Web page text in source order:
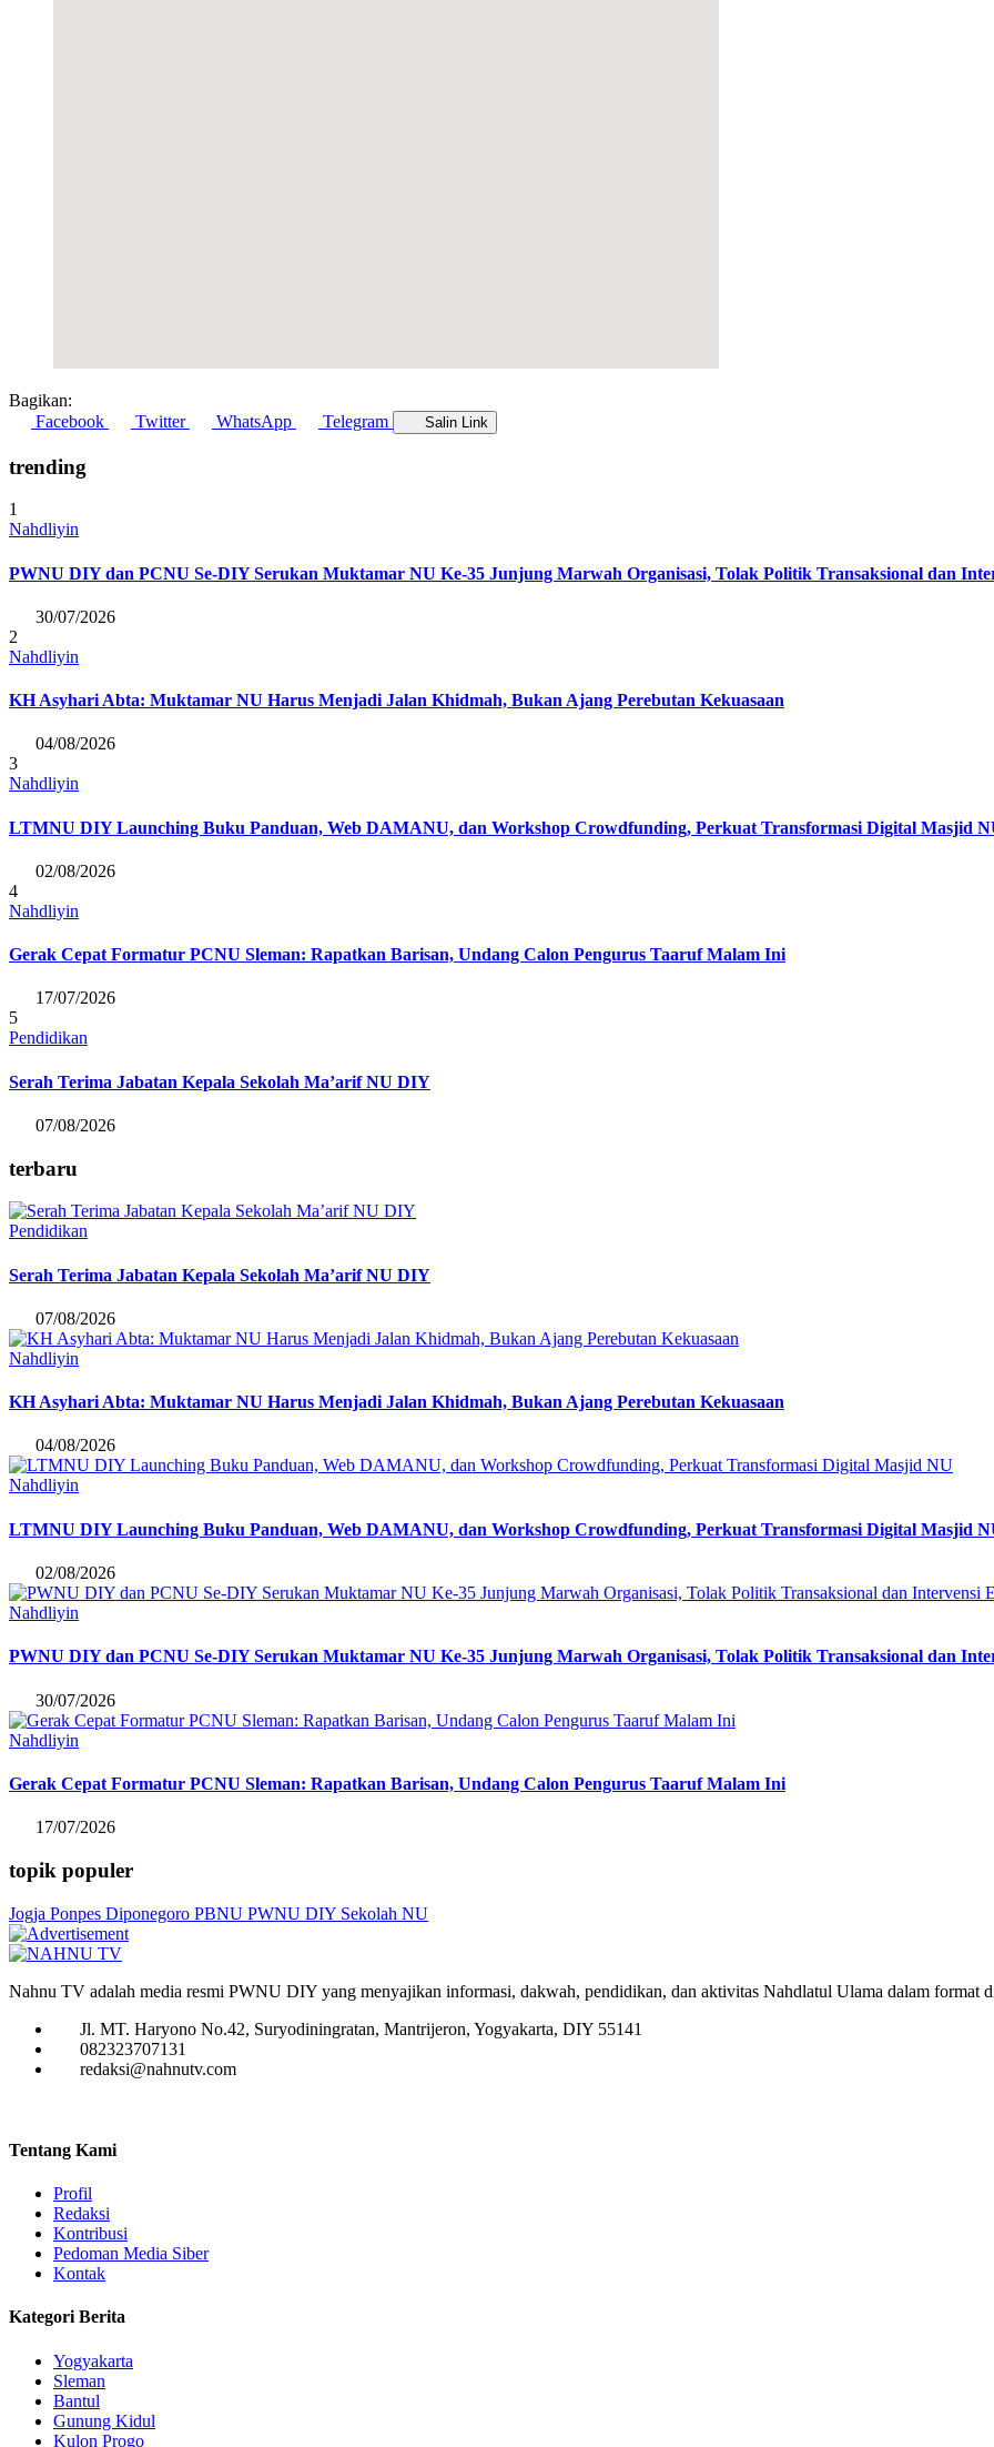
Bagikan:
Facebook
Twitter WhatsApp Telegram Salin Link
trending
1
Nahdliyin
PWNU DIY dan PCNU Se-DIY Serukan Muktamar NU Ke-35 Junjung Marwah Organisasi, Tolak Politik Transaksional dan
30/07/2026
2
Nahdliyin
KH Asyhari Abta: Muktamar NU Harus Menjadi Jalan Khidmah, Bukan Ajang Perebutan Kekuasaan
04/08/2026
3
Nahdliyin
LTMNU DIY Launching Buku Panduan, Web DAMANU, dan Workshop Crowdfunding, Perkuat Transformasi Digital Masjid
02/08/2026
4
Nahdliyin
Gerak Cepat Formatur PCNU Sleman: Rapatkan Barisan, Undang Calon Pengurus Taaruf Malam Ini
17/07/2026
5
Pendidikan
Serah Terima Jabatan Kepala Sekolah Ma’arif NU DIY
07/08/2026
terbaru
Pendidikan
Serah Terima Jabatan Kepala Sekolah Ma’arif NU DIY
07/08/2026
Nahdliyin
KH Asyhari Abta: Muktamar NU Harus Menjadi Jalan Khidmah, Bukan Ajang Perebutan Kekuasaan
04/08/2026
Nahdliyin
LTMNU DIY Launching Buku Panduan, Web DAMANU, dan Workshop Crowdfunding, Perkuat Transformasi Digital Masjid
02/08/2026
Nahdliyin
PWNU DIY dan PCNU Se-DIY Serukan Muktamar NU Ke-35 Junjung Marwah Organisasi, Tolak Politik Transaksional dan
30/07/2026
Nahdliyin
Gerak Cepat Formatur PCNU Sleman: Rapatkan Barisan, Undang Calon Pengurus Taaruf Malam Ini
17/07/2026
topik populer
Jogja Ponpes Diponegoro PBNU PWNU DIY Sekolah NU
Nahnu TV adalah media resmi PWNU DIY yang menyajikan informasi, dakwah, pendidikan, dan aktivitas Nahdlatul Ulama dalam format
Jl. MT. Haryono No.42, Suryodiningratan, Mantrijeron, Yogyakarta, DIY 55141
082323707131
redaksi@nahnutv.com
Tentang Kami
Profil
Redaksi
Kontribusi
Pedoman Media Siber
Kontak
Kategori Berita
Yogyakarta
Sleman
Bantul
Gunung Kidul
Kulon Progo